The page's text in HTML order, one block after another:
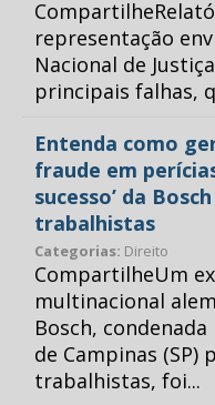
representação
Nacional de
principais falhas,
Entenda como
fraude em
sucesso’ da
trabalhistas
Categorias: Direito
CompartilheUm
multinacional
Bosch,
de Campinas
trabalhistas, foi...